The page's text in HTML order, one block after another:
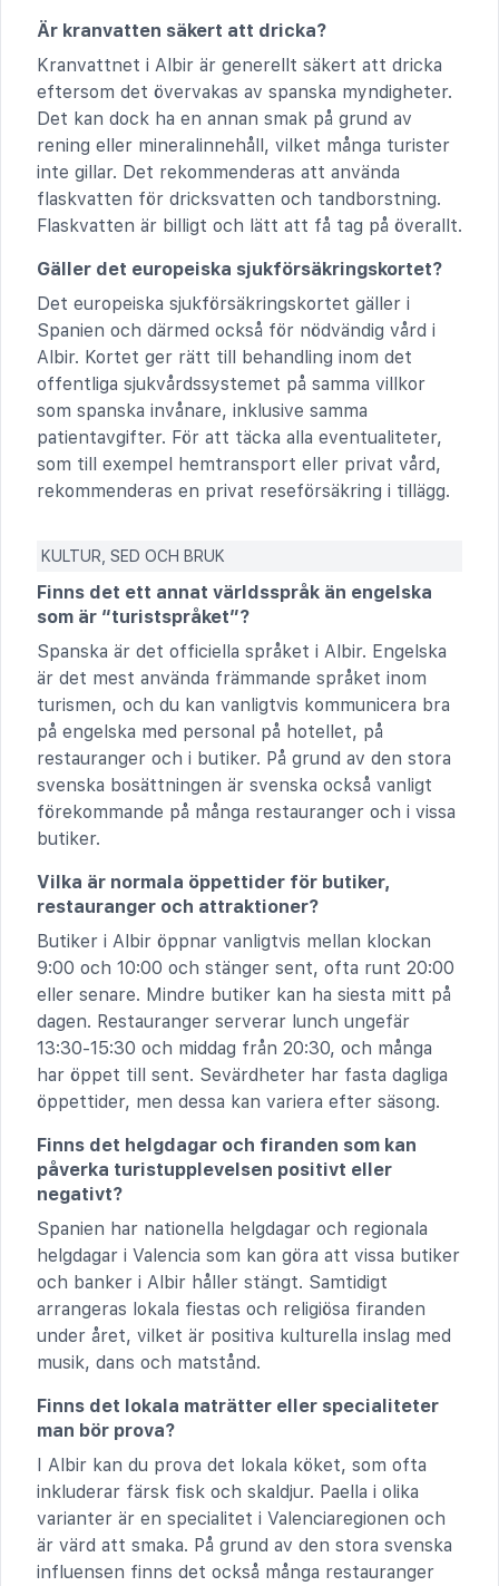
Är kranvatten säkert att dricka?
Kranvattnet i Albir är generellt säkert att dricka
eftersom det övervakas av spanska myndigheter.
Det kan dock ha en annan smak på grund av
rening eller mineralinnehåll, vilket många turister
inte gillar. Det rekommenderas att använda
flaskvatten för dricksvatten och tandborstning.
Flaskvatten är billigt och lätt att få tag på överallt.
Gäller det europeiska sjukförsäkringskortet?
Det europeiska sjukförsäkringskortet gäller i
Spanien och därmed också för nödvändig vård i
Albir. Kortet ger rätt till behandling inom det
offentliga sjukvårdssystemet på samma villkor
som spanska invånare, inklusive samma
patientavgifter. För att täcka alla eventualiteter,
som till exempel hemtransport eller privat vård,
rekommenderas en privat reseförsäkring i tillägg.
KULTUR, SED OCH BRUK
Finns det ett annat världsspråk än engelska
som är “turistspråket”?
Spanska är det officiella språket i Albir. Engelska
är det mest använda främmande språket inom
turismen, och du kan vanligtvis kommunicera bra
på engelska med personal på hotellet, på
restauranger och i butiker. På grund av den stora
svenska bosättningen är svenska också vanligt
förekommande på många restauranger och i vissa
butiker.
Vilka är normala öppettider för butiker,
restauranger och attraktioner?
Butiker i Albir öppnar vanligtvis mellan klockan
9:00 och 10:00 och stänger sent, ofta runt 20:00
eller senare. Mindre butiker kan ha siesta mitt på
dagen. Restauranger serverar lunch ungefär
13:30-15:30 och middag från 20:30, och många
har öppet till sent. Sevärdheter har fasta dagliga
öppettider, men dessa kan variera efter säsong.
Finns det helgdagar och firanden som kan
påverka turistupplevelsen positivt eller
negativt?
Spanien har nationella helgdagar och regionala
helgdagar i Valencia som kan göra att vissa butiker
och banker i Albir håller stängt. Samtidigt
arrangeras lokala fiestas och religiösa firanden
under året, vilket är positiva kulturella inslag med
musik, dans och matstånd.
Finns det lokala maträtter eller specialiteter
man bör prova?
I Albir kan du prova det lokala köket, som ofta
inkluderar färsk fisk och skaldjur. Paella i olika
varianter är en specialitet i Valenciaregionen och
är värd att smaka. På grund av den stora svenska
influensen finns det också många restauranger